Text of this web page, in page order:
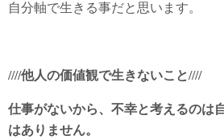
自分軸で生きる事だと思います。
////他人の価値観で生きないこと////
仕事がないから、不幸と考えるのは
はありません。